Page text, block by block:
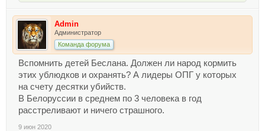
Admin
Администратор
Команда форума
Вспомнить детей Беслана. Должен ли народ кормить
этих ублюдков и охранять? А лидеры ОПГ у которых
на счету десятки убийств.
В Белоруссии в среднем по 3 человека в год
расстреливают и ничего страшного.
9 июн 2020